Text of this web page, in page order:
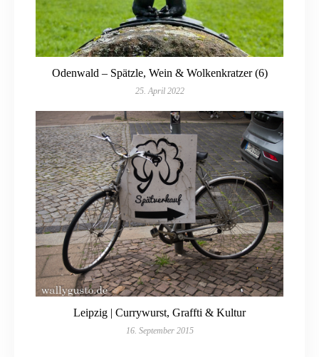
Odenwald – Spätzle, Wein & Wolkenkratzer (6)
25. April 2022
Leipzig | Currywurst, Graffti & Kultur
16. September 2015